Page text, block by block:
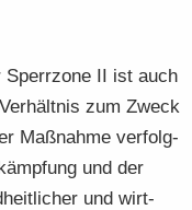
Sperr­zo­ne II ist auch
zum Zweck
Maß­nah­me ver­folg­
und der
und wirt­